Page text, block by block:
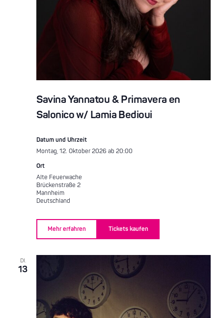
Savina Yannatou & Primavera en
Salonico w/ Lamia Bedioui
Datum und Uhrzeit
Montag, 12. Oktober 2026 ab 20:00
Ort
Alte Feuerwache
Brückenstraße 2
Mannheim
Deutschland
Mehr erfahren Tickets kaufen
DI.
13